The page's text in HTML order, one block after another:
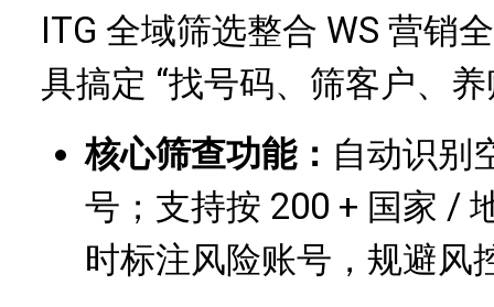
ITG 全域筛选整合 WS 营销
具搞定 “找号码、筛客户、
核心筛查功能： 自动识别
号；支持按 200 + 国家 /
时标注风险账号，规避风